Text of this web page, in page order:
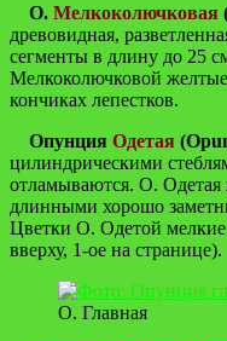
О. Мелкоколючковая
древовидная,
сегменты в длину до 25
Мелкоколючковой
кончиках лепестков.
Опунция Одетая
цилиндрическими
отламываются. О. Одетая
длинными хорошо
Цветки О. Одетой
вверху, 1-ое на странице).
О. Главная